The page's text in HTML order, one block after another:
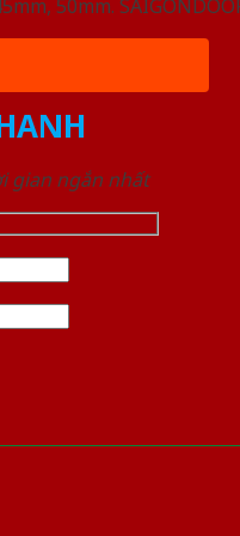
50mm.
gian ngắn nhất